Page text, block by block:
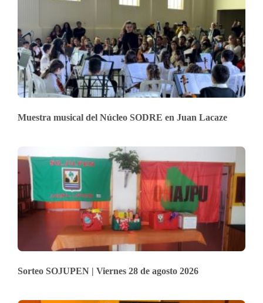
Muestra musical del Núcleo SODRE en Juan Lacaze
Sorteo SOJUPEN | Viernes 28 de agosto 2026